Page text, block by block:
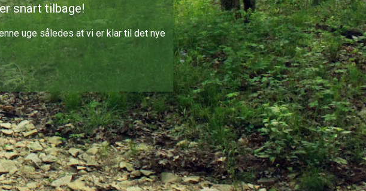
snart tilbage!
uge således at vi er klar til det nye